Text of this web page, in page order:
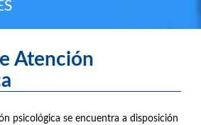
Atención
psicológica se encuentra a disposición